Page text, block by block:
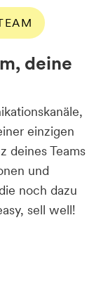
deine
einzigen
deines Teams
und
noch dazu
sell well!